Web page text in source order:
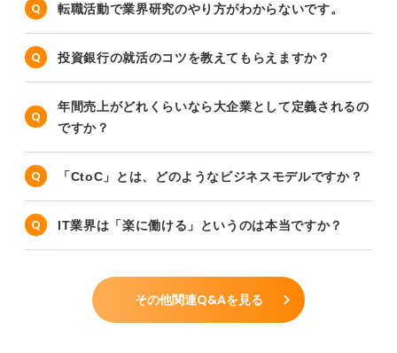
転職活動で業界研究のやり方がわからないです。
投資銀行の就活のコツを教えてもらえますか？
年間売上がどれくらいなら大企業として定義されるの
ですか？
「CtoC」とは、どのようなビジネスモデルですか？
IT業界は「楽に働ける」というのは本当ですか？
その他関連Q&Aを見る